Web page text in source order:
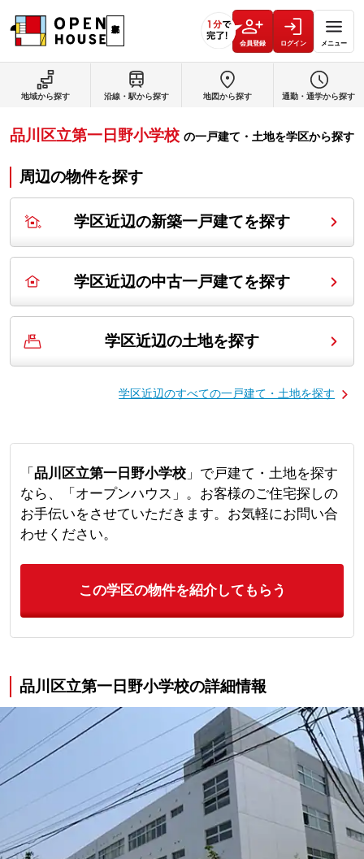
会員登録 ログイン メニュー
地域から探す 沿線・駅から探す 地図から探す 通勤・通学から探す
品川区立第一日野小学校 の一戸建て・土地を学区から探す
周辺の物件を探す
学区近辺の新築一戸建てを探す
学区近辺の中古一戸建てを探す
学区近辺の土地を探す
学区近辺のすべての一戸建て・土地を探す
「 品川区立第一日野小学校」で戸建て・土地を探す
なら、「オープンハウス」。お客様のご住宅探しの
お手伝いをさせていただきます。お気軽にお問い合
わせください。
この学区の物件を紹介してもらう
品川区立第一日野小学校の詳細情報